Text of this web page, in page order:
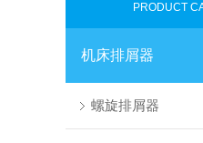
PRODUCT
机床排屑器
螺旋排屑器